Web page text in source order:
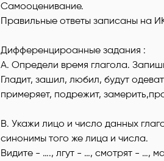
Самооценивание.
Правильные ответы записаны на
Дифференцироанные задания :
А. Определи время глагола.
Гладит, зашил, любил, будут
примеряет, подрежит,
В. Укажи лицо и число данных
синонимы того же лица и числа.
Видите - …., лгут - …, смотрят - …,